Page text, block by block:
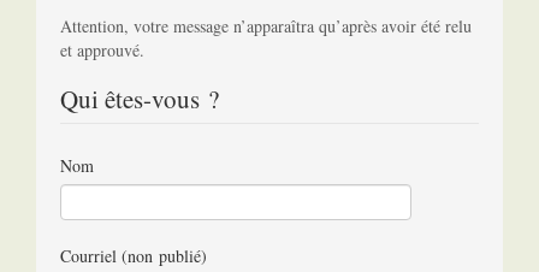
Attention, votre message n’apparaîtra qu’après avoir été relu
et approuvé.
Qui êtes-vous ?
Nom
Courriel (non publié)